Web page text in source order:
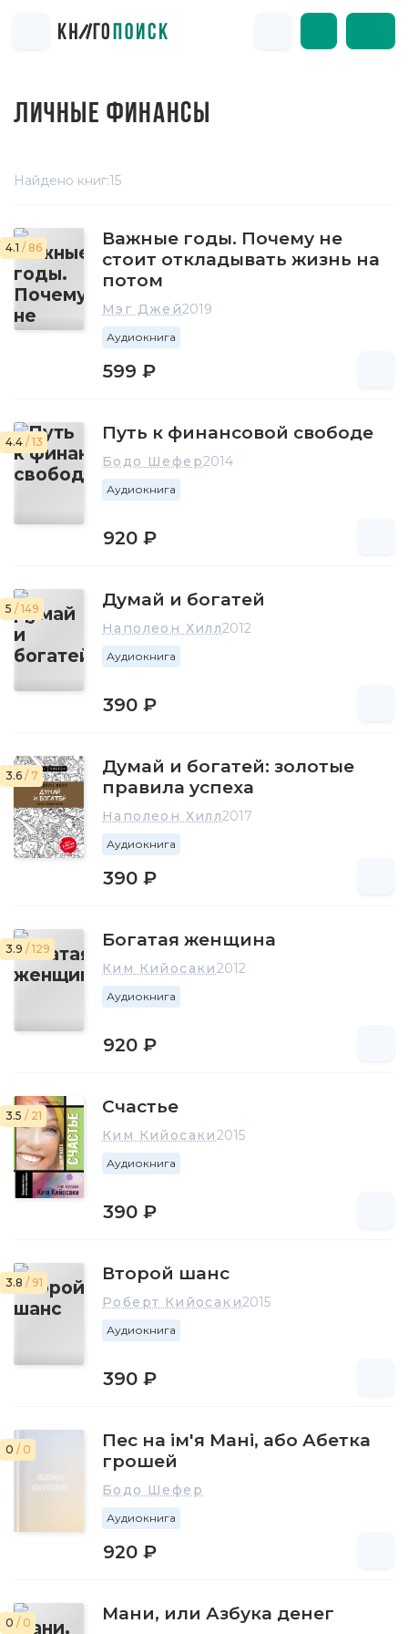
ЛИЧНЫЕ ФИНАНСЫ
Найдено книг:15
4.1 / 86
Важные годы. Почему не
стоит откладывать жизнь на
потом
Мэг Джей2019
Аудиокнига
599 ₽
4.4 / 13 Путь к финансовой свободе
Бодо Шефер2014
Аудиокнига
920 ₽
5 / 149 Думай и богатей
Наполеон Хилл2012
Аудиокнига
390 ₽
3.6 / 7
Думай и богатей: золотые
правила успеха
Наполеон Хилл2017
Аудиокнига
390 ₽
3.9 / 129 Богатая женщина
Ким Кийосаки2012
Аудиокнига
920 ₽
3.5 / 21 Счастье
Ким Кийосаки2015
Аудиокнига
390 ₽
3.8 / 91 Второй шанс
Роберт Кийосаки2015
Аудиокнига
390 ₽
0 / 0
Пес на ім'я Мані, або Абетка
грошей
Бодо Шефер
Аудиокнига
920 ₽
0 / 0 Мани, или Азбука денег